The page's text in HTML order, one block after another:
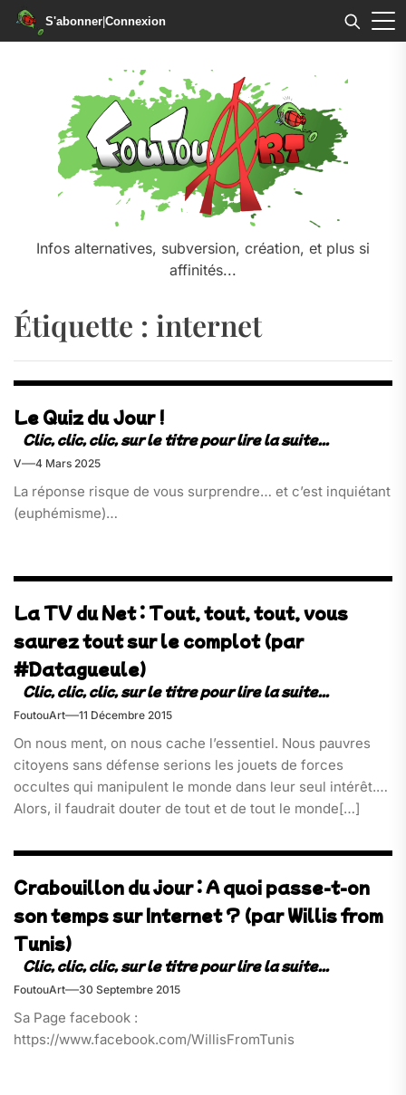
S'abonner|Connexion
Infos alternatives, subversion, création, et plus si
affinités...
Étiquette : internet
Le Quiz du Jour !
V 4 Mars 2025
La réponse risque de vous surprendre… et c’est inquiétant
(euphémisme)…
La TV du Net : Tout, tout, tout, vous
saurez tout sur le complot (par
#Datagueule)
FoutouArt 11 Décembre 2015
On nous ment, on nous cache l’essentiel. Nous pauvres
citoyens sans défense serions les jouets de forces
occultes qui manipulent le monde dans leur seul intérêt.
Alors, il faudrait douter de tout et de tout le monde[…]
Crabouillon du jour : A quoi passe-t-on
son temps sur Internet ? (par Willis from
Tunis)
FoutouArt 30 Septembre 2015
Sa Page facebook :
https://www.facebook.com/WillisFromTunis